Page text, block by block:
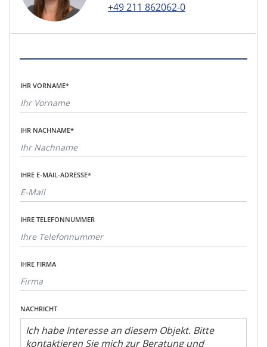
+49 211 862062-0
IHR VORNAME*
IHR NACHNAME*
IHRE E-MAIL-ADRESSE*
IHRE TELEFONNUMMER
IHRE FIRMA
NACHRICHT